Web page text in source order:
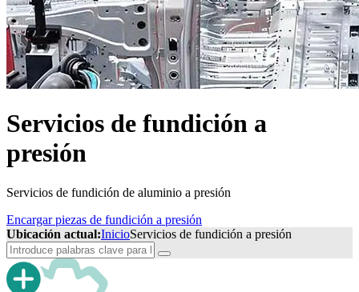
Servicios de fundición a
presión
Servicios de fundición de aluminio a presión
Encargar piezas de fundición a presión
Ubicación actual:InicioServicios de fundición a presión